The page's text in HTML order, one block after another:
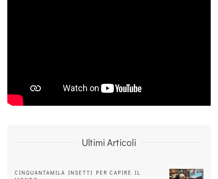
Ultimi Articoli
CINQUANTAMILA INSETTI PER CAPIRE IL